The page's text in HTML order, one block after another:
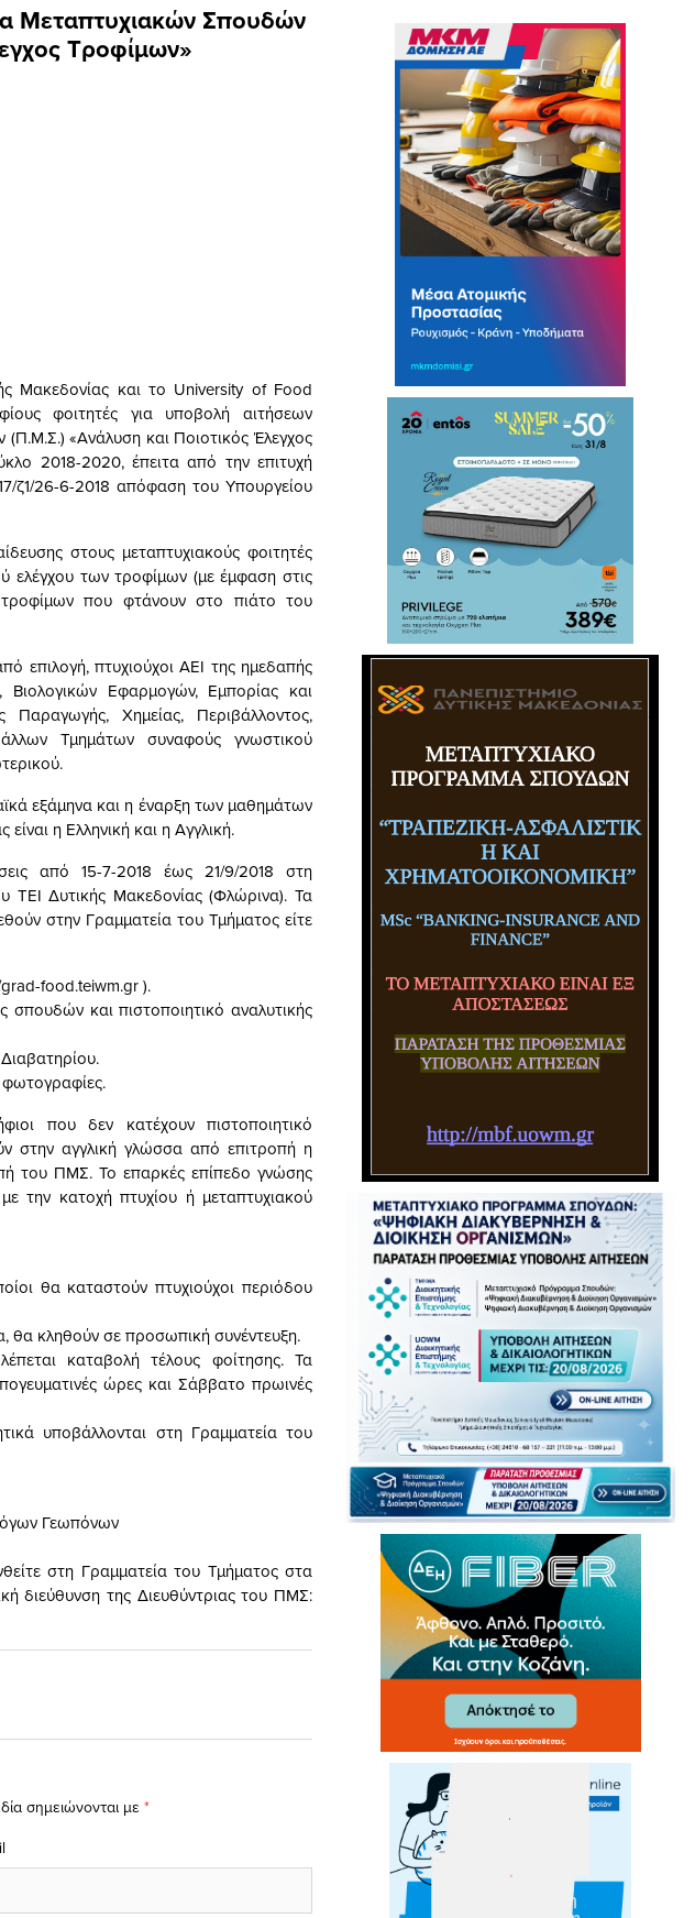
Μεταπτυχιακών Σπουδών
Τροφίμων»
Μακεδονίας και το University of Food
φοιτητές για υποβολή αιτήσεων
«Ανάλυση και Ποιοτικός Έλεγχος
2018-2020, έπειτα από την επιτυχή
ζ1/26-6-2018 απόφαση του Υπουργείου
στους μεταπτυχιακούς φοιτητές
ελέγχου των τροφίμων (με έμφαση στις
που φτάνουν στο πιάτο του
επιλογή, πτυχιούχοι ΑΕΙ της ημεδαπής
Βιολογικών Εφαρμογών, Εμπορίας και
Παραγωγής, Χημείας, Περιβάλλοντος,
Τμημάτων συναφούς γνωστικού
εξάμηνα και η έναρξη των μαθημάτων
η Ελληνική και η Αγγλική.
από 15-7-2018 έως 21/9/2018 στη
ΤΕΙ Δυτικής Μακεδονίας (Φλώρινα). Τα
στην Γραμματεία του Τμήματος είτε
food.teiwm.gr ).
και πιστοποιητικό αναλυτικής
που δεν κατέχουν πιστοποιητικό
στην αγγλική γλώσσα από επιτροπή η
του ΠΜΣ. Το επαρκές επίπεδο γνώσης
την κατοχή πτυχίου ή μεταπτυχιακού
θα καταστούν πτυχιούχοι περιόδου
θα κληθούν σε προσωπική συνέντευξη.
καταβολή τέλους φοίτησης. Τα
ώρες και Σάββατο πρωινές
υποβάλλονται στη Γραμματεία του
Γεωπόνων
στη Γραμματεία του Τμήματος στα
διεύθυνση της Διευθύντριας του ΠΜΣ:
σημειώνονται με *